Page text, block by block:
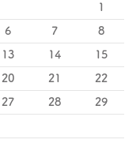
1
6 7 8
13 14 15
20 21 22
27 28 29